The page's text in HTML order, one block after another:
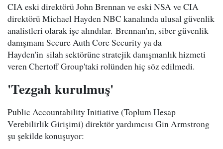
CIA eski direktörü John Brennan ve eski NSA ve CIA
direktörü Michael Hayden NBC kanalında ulusal güvenlik
analistleri olarak işe alındılar. Brennan'ın, siber güvenlik
danışmanı Secure Auth Core Security ya da
Hayden'in silah sektörüne stratejik danışmanlık hizmeti
veren Chertoff Group'taki rolünden hiç söz edilmedi.
'Tezgah kurulmuş'
Public Accountability Initiative (Toplum Hesap
Verebilirlik Girişimi) direktör yardımcısı Gin Armstrong
şu şekilde konuşuyor: